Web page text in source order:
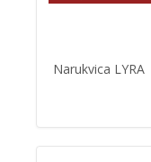
Narukvica LYRA